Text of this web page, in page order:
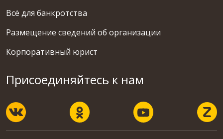
Всё для банкротства
Размещение сведений об организации
Корпоративный юрист
Присоединяйтесь к нам